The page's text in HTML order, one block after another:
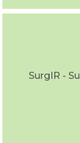
SurgIR -